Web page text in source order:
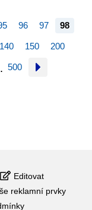
96 97 98
140 150 200
500
Editovat
reklamní prvky